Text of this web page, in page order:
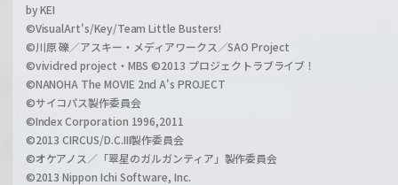
by KEI
©VisualArt's/Key/Team Little Busters!
©川原 礫／アスキー・メディアワークス／SAO Project
©vividred project・MBS ©2013 プロジェクトラブライブ！
©NANOHA The MOVIE 2nd A's PROJECT
©サイコパス製作委員会
©Index Corporation 1996,2011
©2013 CIRCUS/D.C.III製作委員会
©オケアノス／「翠星のガルガンティア」製作委員会
©2013 Nippon Ichi Software, Inc.